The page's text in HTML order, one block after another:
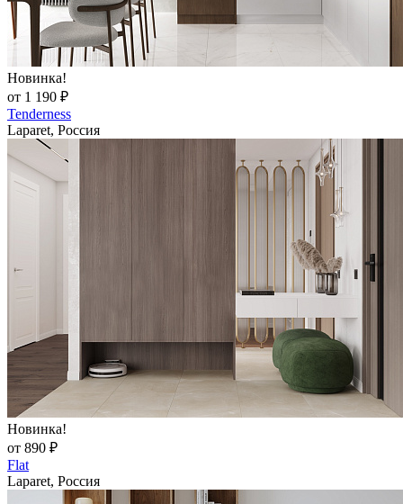
Новинка!
от 1 190 ₽
Tenderness
Laparet, Россия
Новинка!
от 890 ₽
Flat
Laparet, Россия